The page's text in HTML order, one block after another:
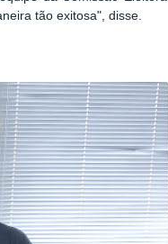
tão exitosa", disse.